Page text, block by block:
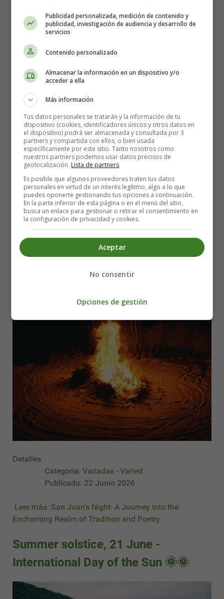
Categoría: Cuentos en Inglés - Stories in
Publicado: 20 Julio 2026
textos en ingles
Stories in English
Leer más: Serial Killers in Fiction vs. Reality
San Juan's Night: A Journey into the
Enchanting Realm of Tradition and
Poetry
Detalles
Categoría: Variadas - Varied
Publicado: 22 Junio 2026
Leer más: San Juan's Night: A Journey into the
Enchanting Realm of Tradition and Poetry
Summer solstice, 21 June -
International Day of the Sun 🌞🌞
Publicidad personalizada, medición de contenido y
publicidad, investigación de audiencia y desarrollo de
servicios
Contenido personalizado
Almacenar la información en un dispositivo y/o
acceder a ella
Más información
Tus datos personales se tratarán y la información de tu
dispositivo (cookies, identificadores únicos y otros datos en
el dispositivo) podrá ser almacenada y consultada por 3
partners y compartida con ellos, o bien usada
específicamente por este sitio. Tanto nosotros como
nuestros partners podemos usar datos precisos de
geolocalización. Lista de partners.
Es posible que algunos proveedores traten tus datos
personales en virtud de un interés legítimo, algo a lo que
puedes oponerte gestionando tus opciones a continuación.
En la parte inferior de esta página o en el menú del sitio,
busca un enlace para gestionar o retirar el consentimiento en
la configuración de privacidad y cookies.
Aceptar
No consentir
Opciones de gestión